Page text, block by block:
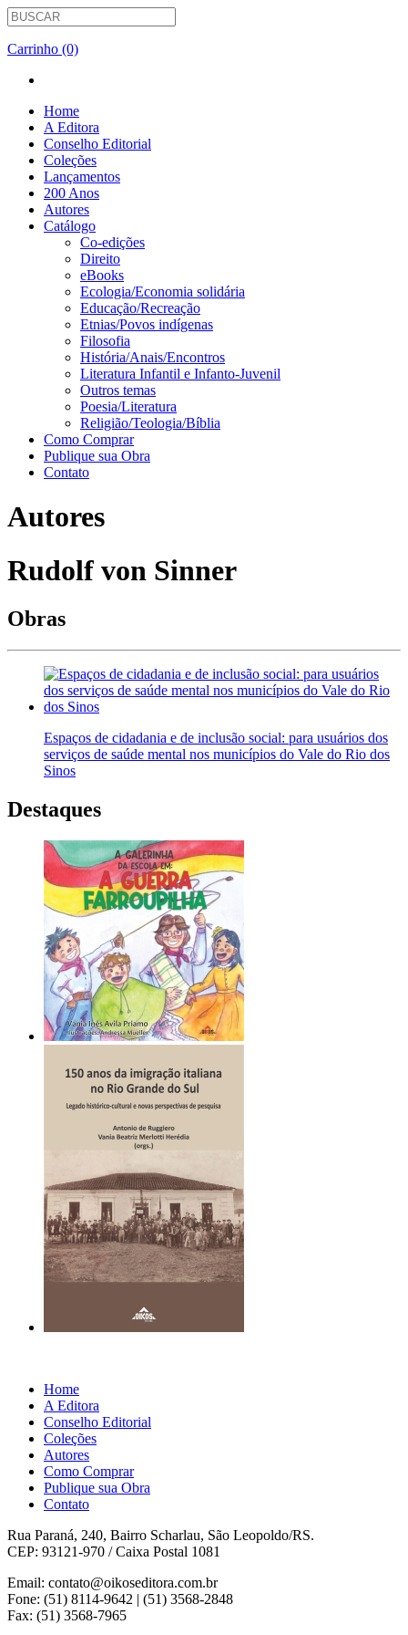
Carrinho (0)
Home
A Editora
Conselho Editorial
Coleções
Lançamentos
200 Anos
Autores
Catálogo
Co-edições
Direito
eBooks
Ecologia/Economia solidária
Educação/Recreação
Etnias/Povos indígenas
Filosofia
História/Anais/Encontros
Literatura Infantil e Infanto-Juvenil
Outros temas
Poesia/Literatura
Religião/Teologia/Bíblia
Como Comprar
Publique sua Obra
Contato
Autores
Rudolf von Sinner
Obras
Espaços de cidadania e de inclusão social: para usuários dos
serviços de saúde mental nos municípios do Vale do Rio dos
Sinos
Destaques
Home
A Editora
Conselho Editorial
Coleções
Autores
Como Comprar
Publique sua Obra
Contato
Rua Paraná, 240, Bairro Scharlau, São Leopoldo/RS.
CEP: 93121-970 / Caixa Postal 1081
Email: contato@oikoseditora.com.br
Fone: (51) 8114-9642 | (51) 3568-2848
Fax: (51) 3568-7965